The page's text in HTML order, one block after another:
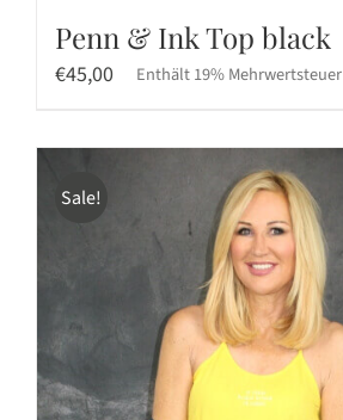
Penn & Ink Top black
€45,00 Enthält 19% Mehrwertsteuer
Sale!